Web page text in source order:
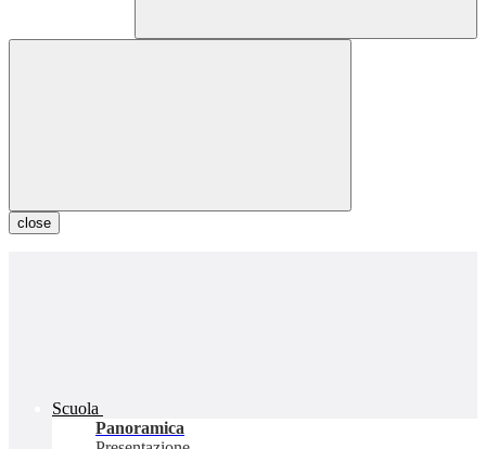
close
Scuola
Panoramica